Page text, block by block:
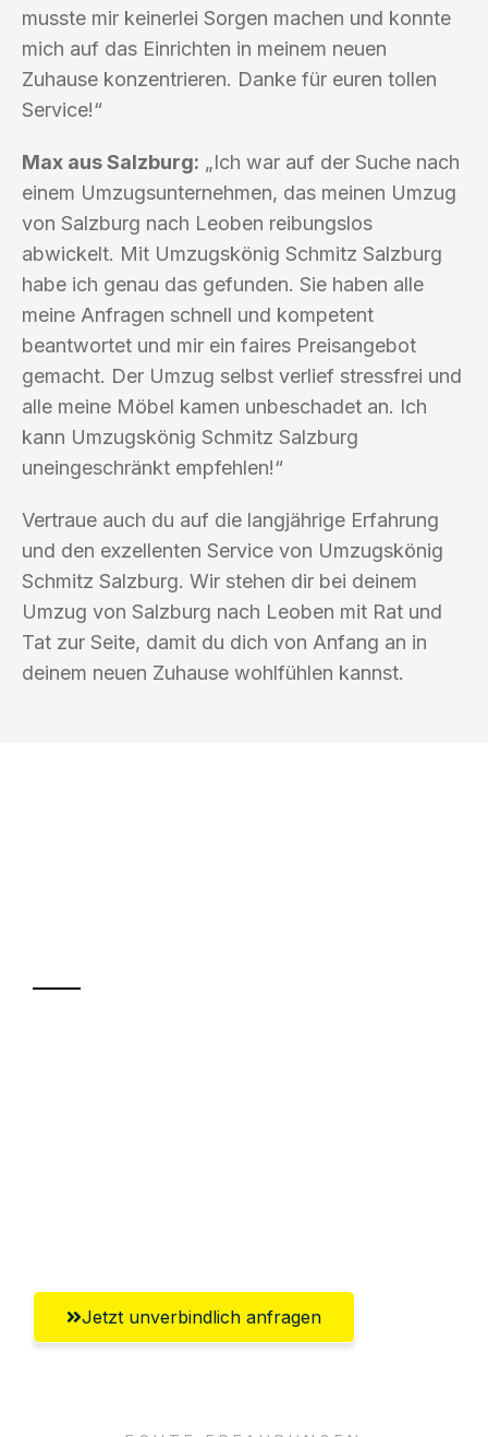
musste mir keinerlei Sorgen machen und konnte
mich auf das Einrichten in meinem neuen
Zuhause konzentrieren. Danke für euren tollen
Service!“
Max aus Salzburg: „Ich war auf der Suche nach
einem Umzugsunternehmen, das meinen Umzug
von Salzburg nach Leoben reibungslos
abwickelt. Mit Umzugskönig Schmitz Salzburg
habe ich genau das gefunden. Sie haben alle
meine Anfragen schnell und kompetent
beantwortet und mir ein faires Preisangebot
gemacht. Der Umzug selbst verlief stressfrei und
alle meine Möbel kamen unbeschadet an. Ich
kann Umzugskönig Schmitz Salzburg
uneingeschränkt empfehlen!“
Vertraue auch du auf die langjährige Erfahrung
und den exzellenten Service von Umzugskönig
Schmitz Salzburg. Wir stehen dir bei deinem
Umzug von Salzburg nach Leoben mit Rat und
Tat zur Seite, damit du dich von Anfang an in
deinem neuen Zuhause wohlfühlen kannst.
Jetzt unverbindlich anfragen